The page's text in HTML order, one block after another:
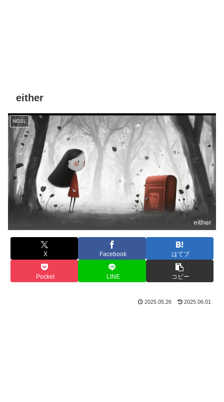
either
NGSL
either
X Facebook はてブ
Pocket LINE コピー
2025.05.26 2025.06.01